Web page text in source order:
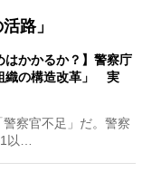
路」
はかかるか？】警察庁
織の構造改革」 実
察官不足」だ。警察
1以…